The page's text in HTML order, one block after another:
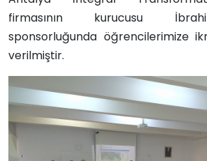
firmasının kurucusu
sponsorluğunda öğrencilerimize
verilmiştir.